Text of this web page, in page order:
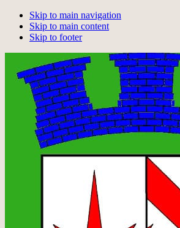
Skip to main navigation
Skip to main content
Skip to footer